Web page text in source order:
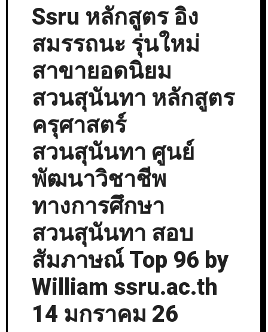
Ssru หลักสูตร อิง
สมรรถนะ รุ่นใหม่
สาขายอดนิยม
สวนสุนันทา หลักสูตร
ครุศาสตร์
สวนสุนันทา ศูนย์
พัฒนาวิชาชีพ
ทางการศึกษา
สวนสุนันทา สอบ
สัมภาษณ์ Top 96 by
William ssru.ac.th
14 มกราคม 26